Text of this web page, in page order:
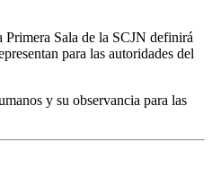
Sala de la SCJN definirá
para las autoridades del
y su observancia para las